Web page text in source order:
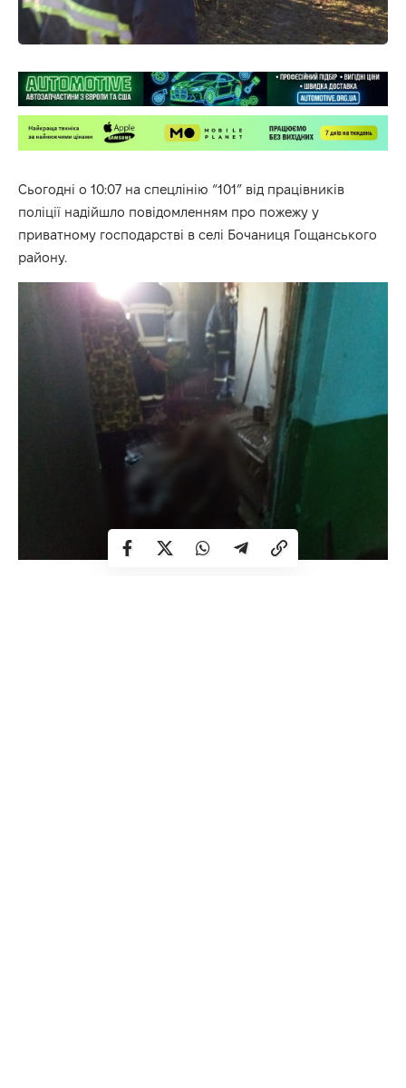
Сьогодні о 10:07 на спецлінію “101” від працівників
поліції надійшло повідомленням про пожежу у
приватному господарстві в селі Бочаниця Гощанського
району.